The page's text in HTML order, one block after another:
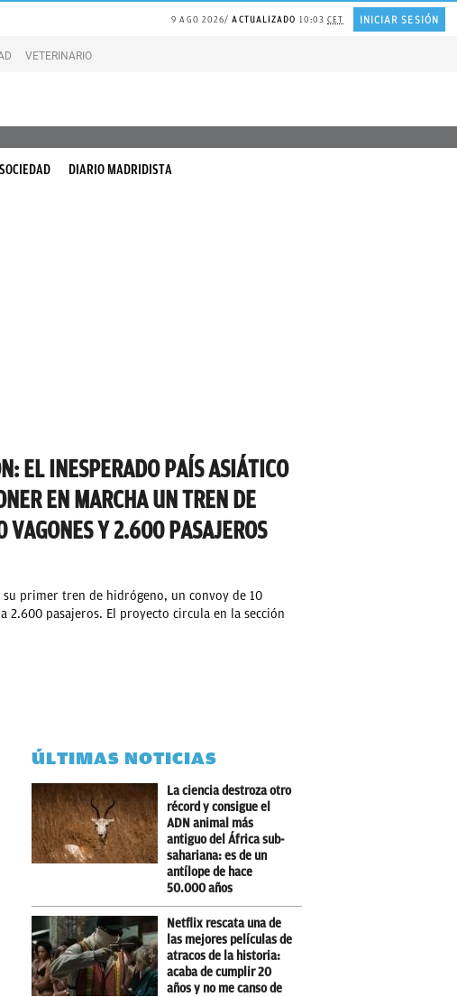
9 AGO 2026 ACTUALIZADO 10:03CET INICIAR SESIÓN
VETERINARIO gatos
SOCIEDAD DIARIO MADRIDISTA
EL INESPERADO PAÍS ASIÁTICO
EN MARCHA UN TREN DE
VAGONES Y 2.600 PASAJEROS
su primer tren de hidrógeno, un convoy de 10
2.600 pasajeros. El proyecto circula en la sección
ÚLTIMAS NOTICIAS
La ciencia destroza otro
récord y consigue el
ADN animal más
antiguo del África sub-
sahariana: es de un
antílope de hace
50.000 años
Netflix rescata una de
las mejores películas de
atracos de la historia:
acaba de cumplir 20
años y no me canso de